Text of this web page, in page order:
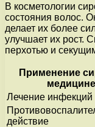
В косметологии
состояния волос.
делает их более
улучшает их рост.
перхотью и
Применение
Лечение инфекций
действие